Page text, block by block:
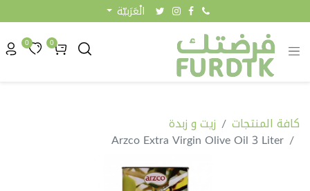
الْعَرَبيّة
0
0
كافة المنتجات زيت و زبدة
Arzco Extra Virgin Olive Oil 3 Liter